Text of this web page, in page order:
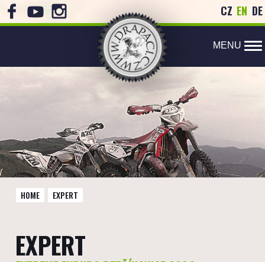
CZ EN DE
MENU
HOME EXPERT
EXPERT